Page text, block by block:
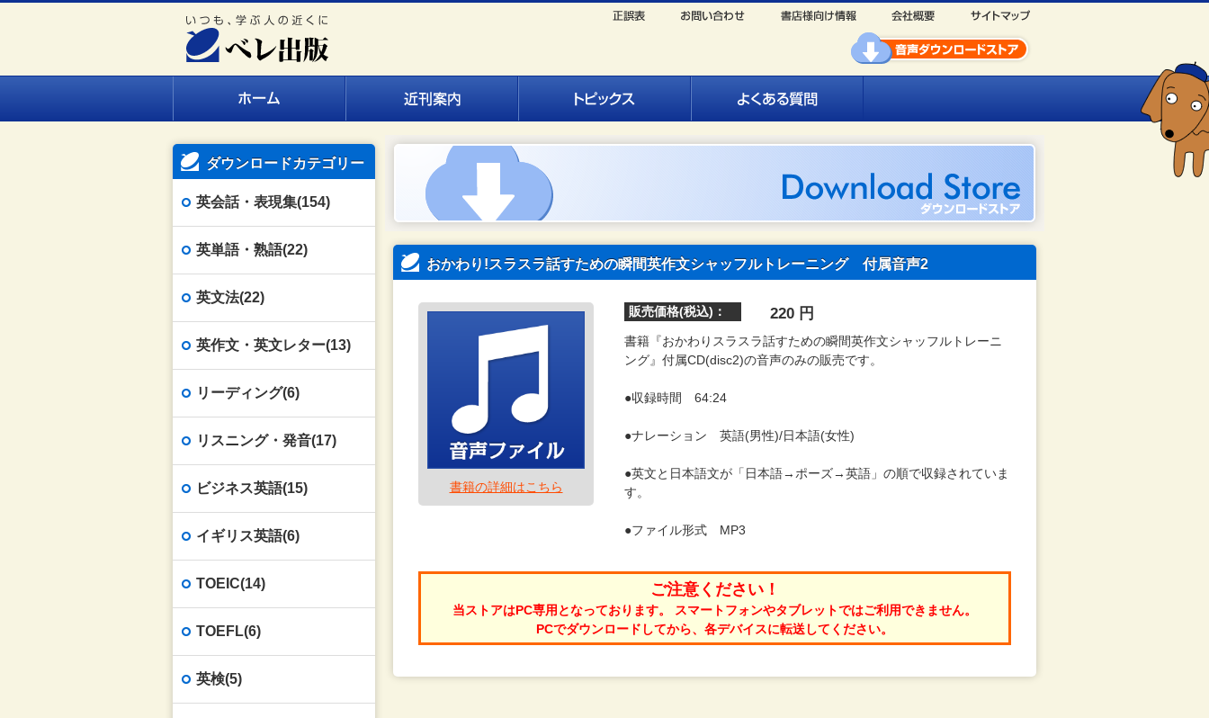
ダウンロードカテゴリー
英会話・表現集(154)
英単語・熟語(22)
英文法(22)
英作文・英文レター(13)
リーディング(6)
リスニング・発音(17)
ビジネス英語(15)
イギリス英語(6)
TOEIC(14)
TOEFL(6)
英検(5)
おかわり!スラスラ話すための瞬間英作文シャッフルトレーニング 付属音声2
書籍の詳細はこちら
販売価格(税込)： 220 円
書籍『おかわりスラスラ話すための瞬間英作文シャッフルトレーニ
ング』付属CD(disc2)の音声のみの販売です。
●収録時間 64:24
●ナレーション 英語(男性)/日本語(女性)
●英文と日本語文が「日本語→ポーズ→英語」の順で収録されていま
す。
●ファイル形式 MP3
ご注意ください！
当ストアはPC専用となっております。 スマートフォンやタブレットではご利用できません。
PCでダウンロードしてから、各デバイスに転送してください。